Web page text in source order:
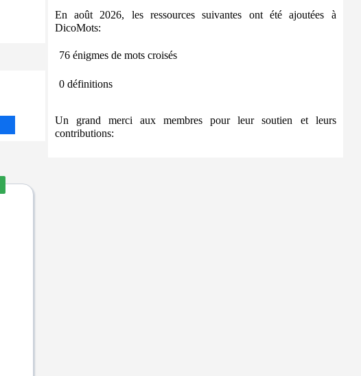
En août 2026, les ressources suivantes ont été ajoutées à
DicoMots:
76 énigmes de mots croisés
0 définitions
Un grand merci aux membres pour leur soutien et leurs
contributions: